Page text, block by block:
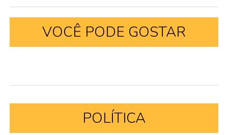
VOCÊ PODE GOSTAR
POLÍTICA